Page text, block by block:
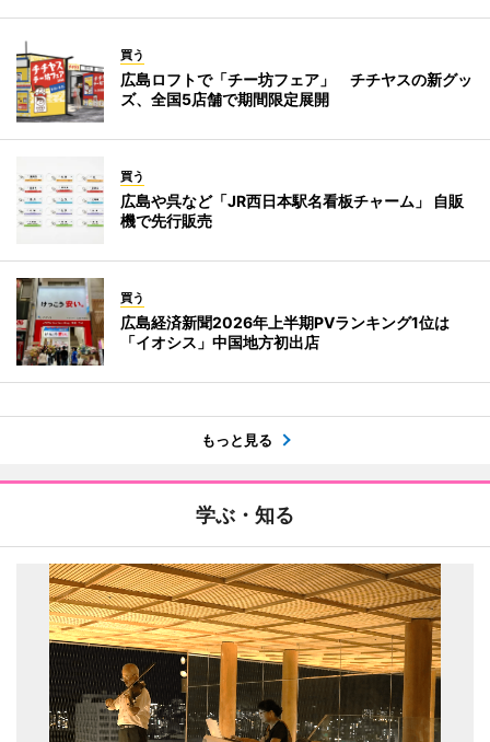
買う
広島ロフトで「チー坊フェア」 チチヤスの新グッ
ズ、全国5店舗で期間限定展開
買う
広島や呉など「JR西日本駅名看板チャーム」 自販
機で先行販売
買う
広島経済新聞2026年上半期PVランキング1位は
「イオシス」中国地方初出店
もっと見る
学ぶ・知る